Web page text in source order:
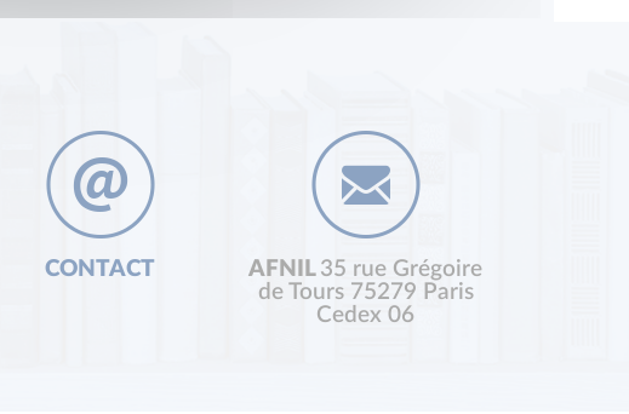
CONTACT AFNIL 35 rue Grégoire
de Tours 75279 Paris
Cedex 06